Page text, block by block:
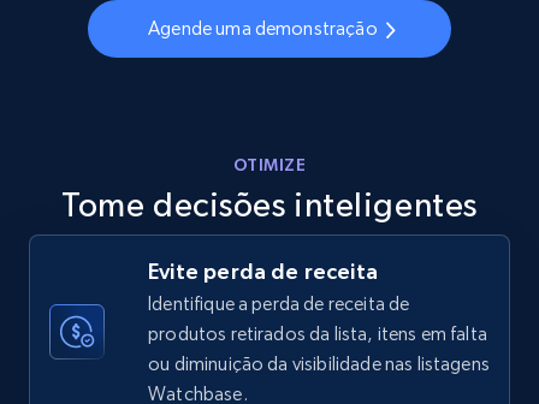
URL, Final price, Sku, Currency, Gtin,
Specifications, Image urls, Top reviews, and
using sku numbers
URL, Final price, Sku, Currency, Gtin,
Specifications, Image urls, Top reviews, and
Agende uma demonstração
OTIMIZE
Tome decisões inteligentes
Evite perda de receita
Identifique a perda de receita de
produtos retirados da lista, itens em falta
ou diminuição da visibilidade nas listagens
Watchbase.